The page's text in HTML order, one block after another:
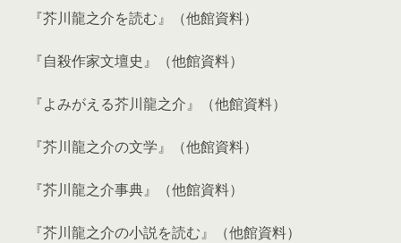
『芥川龍之介を読む』（他館資料）
『自殺作家文壇史』（他館資料）
『よみがえる芥川龍之介』（他館資料）
『芥川龍之介の文学』（他館資料）
『芥川龍之介事典』（他館資料）
『芥川龍之介の小説を読む』（他館資料）